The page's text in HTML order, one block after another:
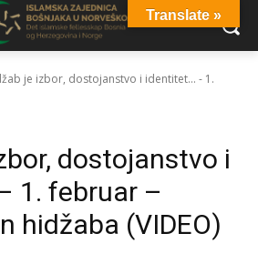
je izbor, dostojanstvo i identitet... - 1.
dostojanstvo i
1. februar –
hidžaba (VIDEO)
Translate »